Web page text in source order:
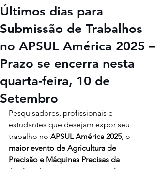
Últimos dias para
Submissão de Trabalhos
no APSUL América 2025 –
Prazo se encerra nesta
quarta-feira, 10 de
Setembro
Pesquisadores, profissionais e
estudantes que desejam expor seu
trabalho no APSUL América 2025, o
maior evento de Agricultura de
Precisão e Máquinas Precisas da